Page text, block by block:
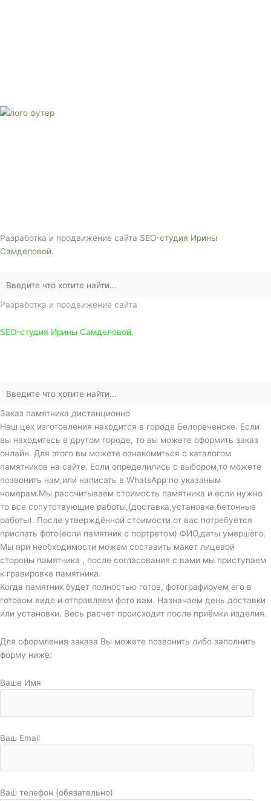
Разработка и продвижение сайта SEO-студия Ирины
Самделовой.
Разработка и продвижение сайта
SEO-студия Ирины Самделовой.
Заказ памятника дистанционно
Наш цех изготовления находится в городе Белореченске. Если
вы находитесь в другом городе, то вы можете оформить заказ
онлайн. Для этого вы можете ознакомиться с каталогом
памятников на сайте. Если определились с выбором,то можете
позвонить нам,или написать в WhatsApp по указаным
номерам.Мы рассчитываем стоимость памятника и если нужно
то все сопутствующие работы,(доставка,установка,бетонные
работы). После утверждённой стоимости от вас потребуется
прислать фото(если памятник с портретом) ФИО,даты умершего.
Мы при необходимости можем составить макет лицевой
стороны памятника , после согласования с вами мы приступаем
к гравировке памятника.
Когда памятник будет полностью готов, фотографируем его в
готовом виде и отправляем фото вам. Назначаем день доставки
или установки. Весь расчет происходит после приёмки изделия.
Для оформления заказа Вы можете позвонить либо заполнить
форму ниже:
Ваше Имя
Ваш Email
Ваш телефон (обязательно)